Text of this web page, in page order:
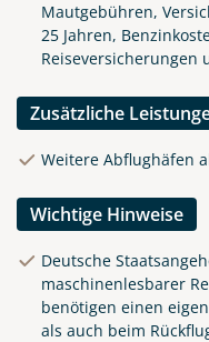
Mautgebühren,
25 Jahren,
Reiseversicherungen
Zusätzliche
Weitere Abflughäfen
Wichtige Hinweise
Deutsche
maschinenlesbarer
benötigen einen
als auch beim